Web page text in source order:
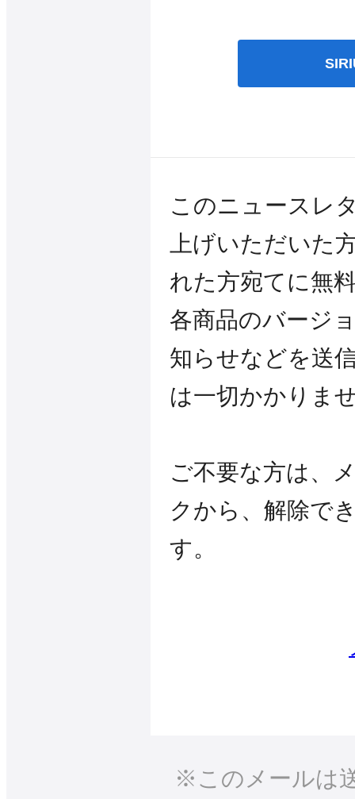
このニュースレ
上げいただいた
れた方宛てに無
各商品のバージ
知らせなどを送
は一切かかりま
ご不要な方は、
クから、解除で
す。
※このメールは